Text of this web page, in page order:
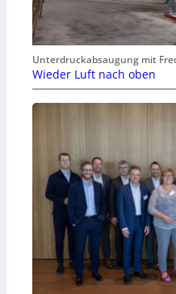
Unterdruckabsaugung mit
Wieder Luft nach oben